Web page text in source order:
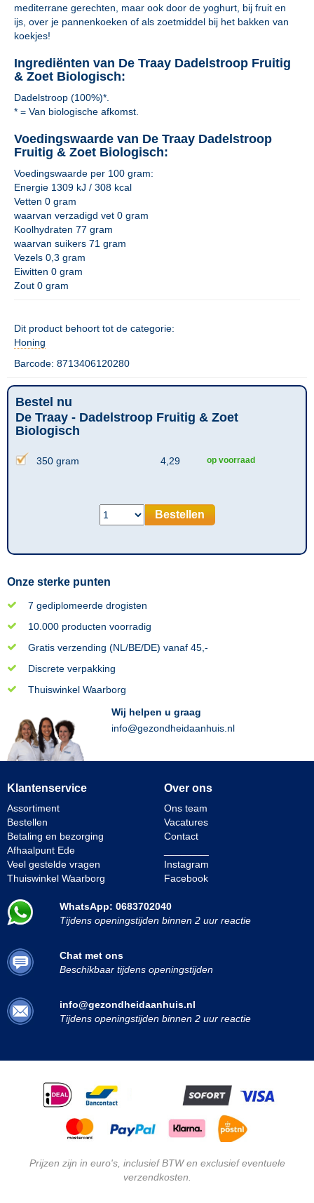
mediterrane gerechten, maar ook door de yoghurt, bij fruit en
ijs, over je pannenkoeken of als zoetmiddel bij het bakken van
koekjes!
Ingrediënten van De Traay Dadelstroop Fruitig
& Zoet Biologisch:
Dadelstroop (100%)*.
* = Van biologische afkomst.
Voedingswaarde van De Traay Dadelstroop
Fruitig & Zoet Biologisch:
Voedingswaarde per 100 gram:
Energie 1309 kJ / 308 kcal
Vetten 0 gram
waarvan verzadigd vet 0 gram
Koolhydraten 77 gram
waarvan suikers 71 gram
Vezels 0,3 gram
Eiwitten 0 gram
Zout 0 gram
Dit product behoort tot de categorie:
Honing
Barcode: 8713406120280
Bestel nu
De Traay - Dadelstroop Fruitig & Zoet
Biologisch
350 gram 4,29 op voorraad
Bestellen
Onze sterke punten
7 gediplomeerde drogisten
10.000 producten voorradig
Gratis verzending (NL/BE/DE) vanaf 45,-
Discrete verpakking
Thuiswinkel Waarborg
Wij helpen u graag
info@gezondheidaanhuis.nl
Klantenservice
Assortiment
Bestellen
Betaling en bezorging
Afhaalpunt Ede
Veel gestelde vragen
Thuiswinkel Waarborg
Over ons
Ons team
Vacatures
Contact
Instagram
Facebook
WhatsApp: 0683702040
Tijdens openingstijden binnen 2 uur reactie
Chat met ons
Beschikbaar tijdens openingstijden
info@gezondheidaanhuis.nl
Tijdens openingstijden binnen 2 uur reactie
Prijzen zijn in euro's, inclusief BTW en exclusief eventuele
verzendkosten.